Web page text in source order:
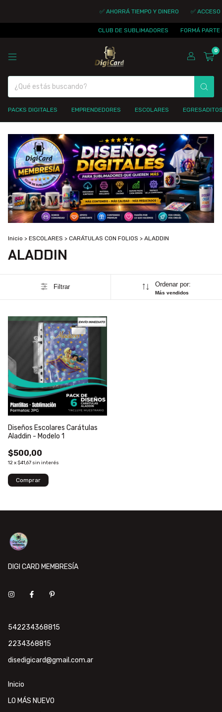
✅ AHORRÁ TIEMPO Y DINERO ✅ ACCESO
CLUB DE SUBLIMADORES FORMÁ PARTE
0
PACKS DIGITALES EMPRENDEDORES ESCOLARES
Inicio > ESCOLARES > CARÁTULAS CON FOLIOS > ALADDIN
ALADDIN
Filtrar Ordenar por:
Más vendidos
Diseños Escolares Carátulas
Aladdin - Modelo 1
$500,00
12x $41,67 sin interés
DIGI CARD MEMBRESÍA
542234368815
2234368815
disedigicard@gmail.com.ar
Inicio
LO MÁS NUEVO